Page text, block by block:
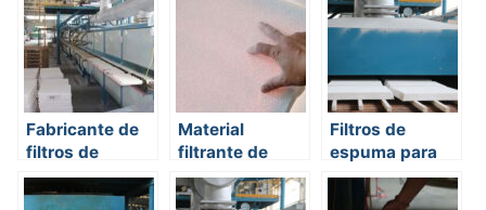
Fabricante de
filtros de
espuma
cerámica
Material
filtrante de
espuma
Filtros de
espuma para
metal fundido